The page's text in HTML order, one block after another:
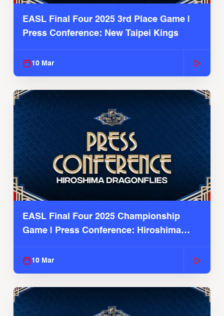
EASL Final Four 2025 3rd Place Game |
Press Conference: New Taipei Kings
10 Mar
EASL Final Four 2025 Championship
Game | Press Conference: Hiroshima
10 Mar